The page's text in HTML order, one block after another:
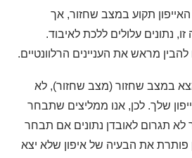
תקוע במצב שחזור, אך
נתונים עלולים ללכת לאיבוד.
מראש את העניינים הרלוונטיים.
במצב שחזור (מצב שחזור), לא
שלך. לכן, אנו ממליצים שתבחר
לא תגרום לאובדן נתונים אם תבחר
פותרת את הבעיה של איפון שלא יצא